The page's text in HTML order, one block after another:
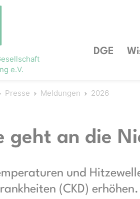
e.V.
DGE
Presse Meldungen 2026
geht an die
und
(CKD)